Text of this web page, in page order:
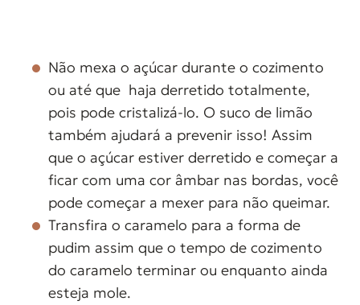
Não mexa o açúcar durante o cozimento
ou até que haja derretido totalmente,
pois pode cristalizá-lo. O suco de limão
também ajudará a prevenir isso! Assim
que o açúcar estiver derretido e começar a
ficar com uma cor âmbar nas bordas, você
pode começar a mexer para não queimar.
Transfira o caramelo para a forma de
pudim assim que o tempo de cozimento
do caramelo terminar ou enquanto ainda
esteja mole.